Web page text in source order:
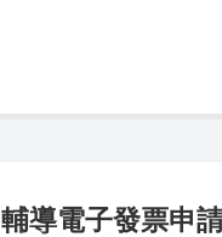
輔導電子發票申